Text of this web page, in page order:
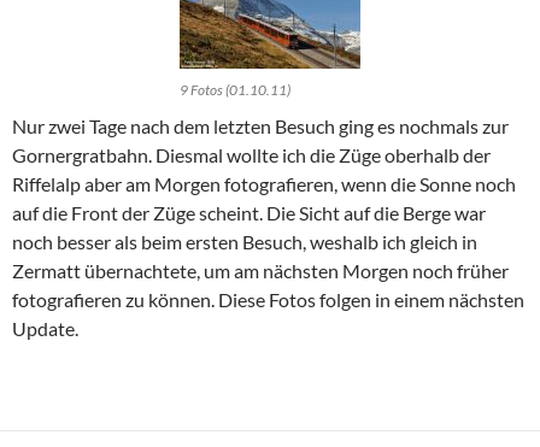
9 Fotos (01.10.11)
Nur zwei Tage nach dem letzten Besuch ging es nochmals zur
Gornergratbahn. Diesmal wollte ich die Züge oberhalb der
Riffelalp aber am Morgen fotografieren, wenn die Sonne noch
auf die Front der Züge scheint. Die Sicht auf die Berge war
noch besser als beim ersten Besuch, weshalb ich gleich in
Zermatt übernachtete, um am nächsten Morgen noch früher
fotografieren zu können. Diese Fotos folgen in einem nächsten
Update.